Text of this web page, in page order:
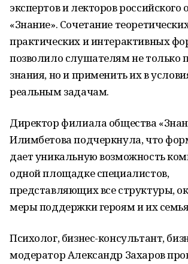
экспертов и лекторов российского
«Знание». Сочетание
практических и интерактивных
позволило слушателям не только
знания, но и применить их в
реальным задачам.
Директор филиала общества
Илимбетова подчеркнула, что
дает уникальную возможность
одной площадке специалистов,
представляющих все структуры,
меры поддержки героям и их
Психолог, бизнес-консультант,
модератор Александр Захаров